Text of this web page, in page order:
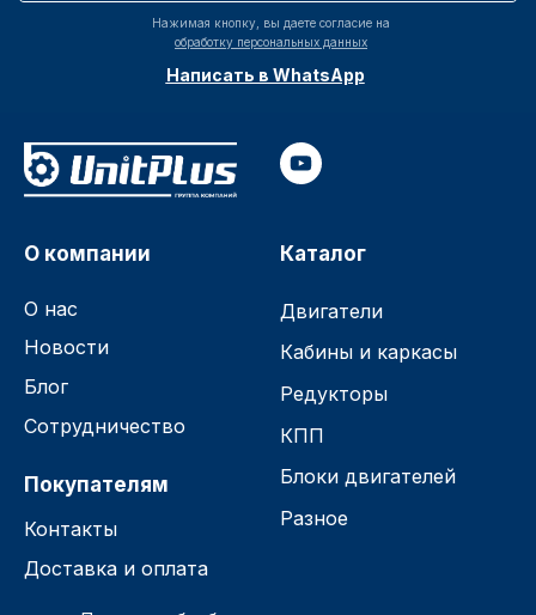
Нажимая кнопку, вы даете согласие на
обработку персональных данных
Написать в WhatsApp
О компании
О нас
Новости
Блог
Сотрудничество
Покупателям
Контакты
Доставка и оплата
Каталог
Двигатели
Кабины и каркасы
Редукторы
КПП
Блоки двигателей
Разное